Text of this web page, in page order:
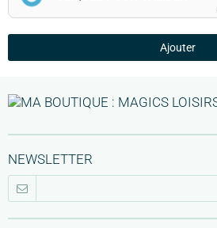
Ajouter
NEWSLETTER